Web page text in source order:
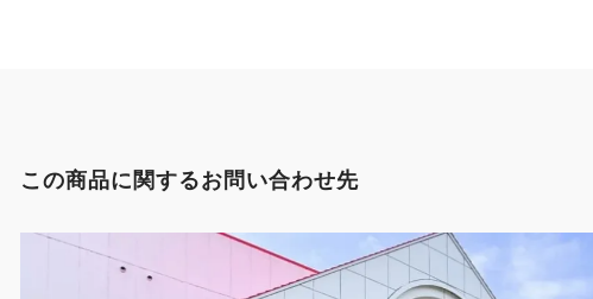
この商品に関するお問い合わせ先